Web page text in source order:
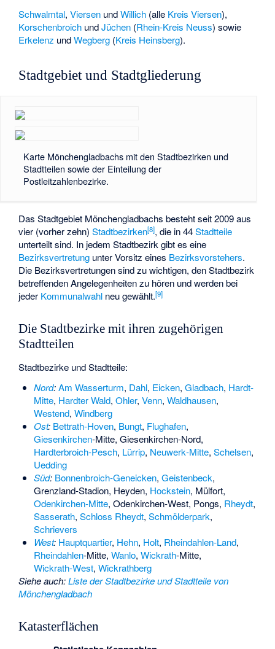
Schwalmtal,Viersen undWillich (alle Kreis Viersen),
Korschenbroich undJüchen (Rhein-Kreis Neuss) sowie
Erkelenz undWegberg (Kreis Heinsberg).
Stadtgebiet und Stadtgliederung
Karte Mönchengladbachs mit den Stadtbezirken und
Stadtteilen sowie der Einteilung der
Postleitzahlenbezirke.
Das Stadtgebiet Mönchengladbachs besteht seit 2009 aus
vier (vorher zehn)Stadtbezirken[8], die in 44Stadtteile
unterteilt sind. In jedem Stadtbezirk gibt es eine
Bezirksvertretung unter Vorsitz eines Bezirksvorstehers.
Die Bezirksvertretungen sind zu wichtigen, den Stadtbezirk
betreffenden Angelegenheiten zu hören und werden bei
jeder Kommunalwahl neu gewählt.[9]
Die Stadtbezirke mit ihren zugehörigen
Stadtteilen
Stadtbezirke und Stadtteile:
Nord: Am Wasserturm, Dahl, Eicken, Gladbach, Hardt-
Mitte, Hardter Wald, Ohler, Venn, Waldhausen,
Westend, Windberg
Ost: Bettrath‑Hoven, Bungt, Flughafen,
Giesenkirchen‑Mitte, Giesenkirchen‑Nord,
Hardterbroich‑Pesch, Lürrip, Neuwerk‑Mitte, Schelsen,
Uedding
Süd: Bonnenbroich‑Geneicken, Geistenbeck,
Grenzland‑Stadion, Heyden, Hockstein, Mülfort,
Odenkirchen‑Mitte, Odenkirchen‑West, Pongs, Rheydt,
Sasserath, Schloss Rheydt, Schmölderpark,
Schrievers
West: Hauptquartier, Hehn, Holt, Rheindahlen‑Land,
Rheindahlen‑Mitte, Wanlo, Wickrath-Mitte,
Wickrath‑West, Wickrathberg
Siehe auch:Liste der Stadtbezirke und Stadtteile von
Mönchengladbach
Katasterflächen